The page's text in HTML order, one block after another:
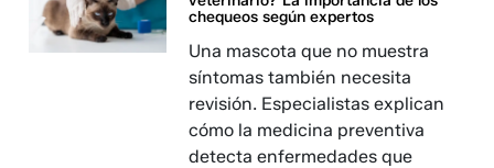
chequeos según expertos
Una mascota que no muestra
síntomas también necesita
revisión. Especialistas explican
cómo la medicina preventiva
detecta enfermedades que